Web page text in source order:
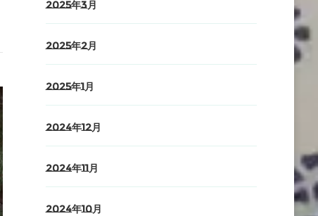
2025年3月
2025年2月
2025年1月
2024年12月
2024年11月
2024年10月